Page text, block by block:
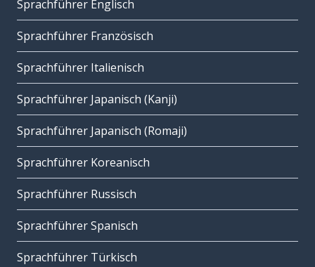
Sprachführer Englisch
Sprachführer Französisch
Sprachführer Italienisch
Sprachführer Japanisch (Kanji)
Sprachführer Japanisch (Romaji)
Sprachführer Koreanisch
Sprachführer Russisch
Sprachführer Spanisch
Sprachführer Türkisch